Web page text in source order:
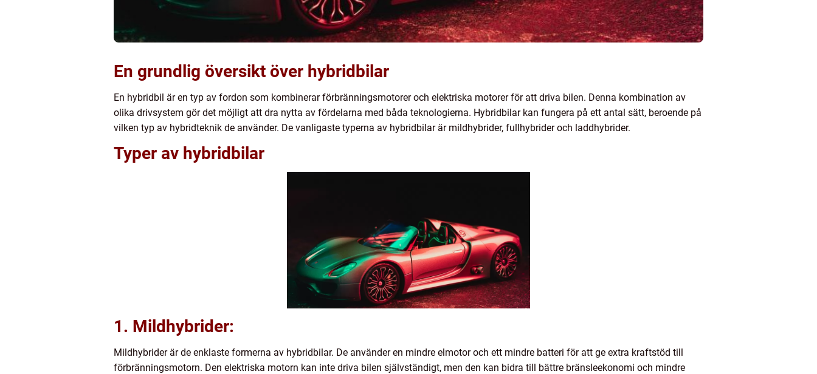
En grundlig översikt över hybridbilar
En hybridbil är en typ av fordon som kombinerar förbränningsmotorer och elektriska motorer för att driva bilen. Denna kombination av
olika drivsystem gör det möjligt att dra nytta av fördelarna med båda teknologierna. Hybridbilar kan fungera på ett antal sätt, beroende på
vilken typ av hybridteknik de använder. De vanligaste typerna av hybridbilar är mildhybrider, fullhybrider och laddhybrider.
Typer av hybridbilar
1. Mildhybrider:
Mildhybrider är de enklaste formerna av hybridbilar. De använder en mindre elmotor och ett mindre batteri för att ge extra kraftstöd till
förbränningsmotorn. Den elektriska motorn kan inte driva bilen självständigt, men den kan bidra till bättre bränsleekonomi och mindre